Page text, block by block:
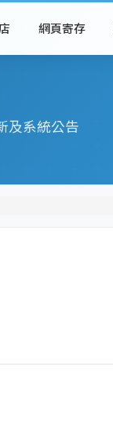
網頁寄存
及系統公告